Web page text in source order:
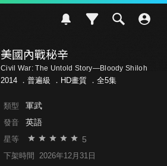
美國內戰秘辛
Civil War: The Untold Story—Bloody Shiloh
2014 ． 普遍級 ．HD畫質 ．全5集
類型 軍武
發音 英語
星等 5
下架時間 2026年12月31日